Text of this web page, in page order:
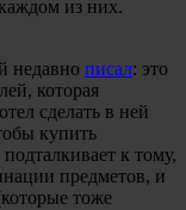
из них.
недавно писал: это
которая
сделать в ней
купить
к тому,
предметов, и
тоже